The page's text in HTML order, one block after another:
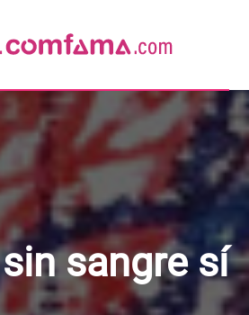
sangre sí